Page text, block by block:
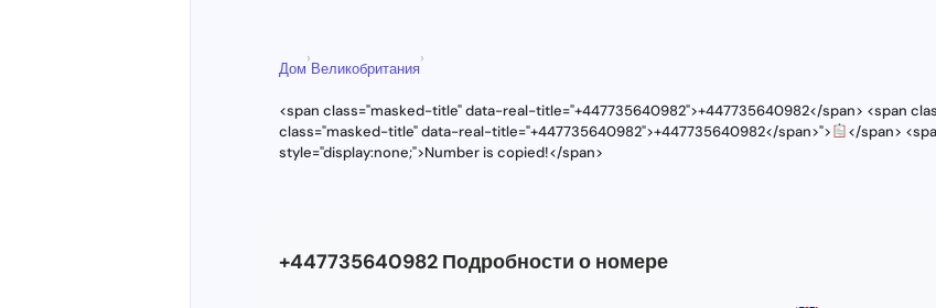
Дом
›
Великобритания
›
<span class="masked-title" data-real-title="+447735640982">+447735640982</span> <span
class="masked-title" data-real-title="+447735640982">+447735640982</span>">
</span>
style="display:none;">Number is copied!</span>
+447735640982 Подробности о номере